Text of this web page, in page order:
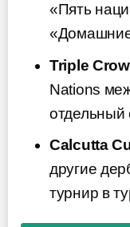
«Пять
Triple
Nations
отдельный
Calcutta
другие
турнир в